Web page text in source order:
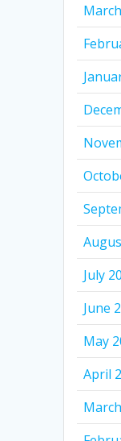
July
June
May
April